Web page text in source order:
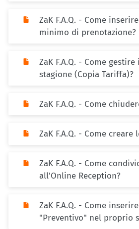
ZaK F.A.Q. - Come
minimo di prenotazione?
ZaK F.A.Q. - Come
stagione (Copia Tariffa)?
ZaK F.A.Q. - Come
ZaK F.A.Q. - Come creare
ZaK F.A.Q. - Come
all'Online Reception?
ZaK F.A.Q. - Come
"Preventivo" nel proprio